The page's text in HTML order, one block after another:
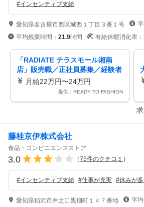
#インセンティブ支給
愛知県名古屋市西区城西１丁目３番１号
平均残業時間： 21.9時間 有給休暇消化率：
「RADIATE テラスモール湘南
店」販売職／正社員募集／経験者
歓迎／未経験OK
月給22万円〜24万円
提供：READY TO FASHION
藤桂京伊株式会社
食品・コンビニエンスストア
3.0 （75件のクチコミ ）
#インセンティブ支給 #仕事が充実 #休みが
愛知県稲沢市井之口親畑町１４７番地 平均